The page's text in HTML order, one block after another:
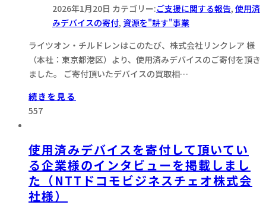
2026年1月20日 カテゴリー:ご支援に関する報告, 使用済
みデバイスの寄付, 資源を"耕す"事業
ライツオン・チルドレンはこのたび、株式会社リンクレア 様
（本社：東京都港区）より、使用済みデバイスのご寄付を頂き
ました。 ご寄付頂いたデバイスの買取相…
続きを見る
557
使用済みデバイスを寄付して頂いてい
る企業様のインタビューを掲載しまし
た（NTTドコモビジネスチェオ株式会
社様）